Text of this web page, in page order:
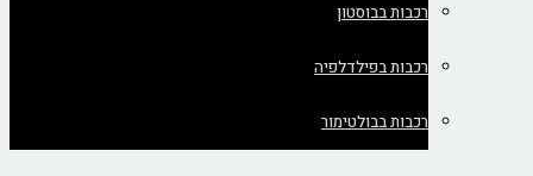
רכבות בבוסטון
רכבות בפילדלפיה
רכבות בבולטימור